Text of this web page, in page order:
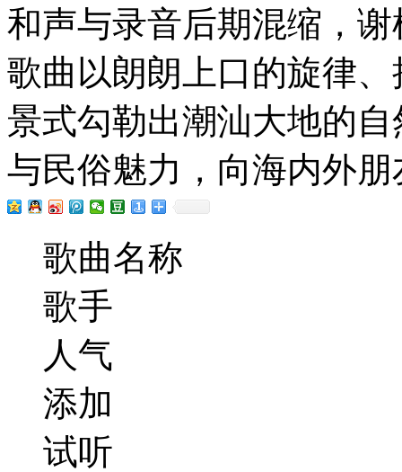
和声与录音后期混缩，
歌曲以朗朗上口的旋律
景式勾勒出潮汕大地的
与民俗魅力，向海内外
歌曲名称
歌手
人气
添加
试听